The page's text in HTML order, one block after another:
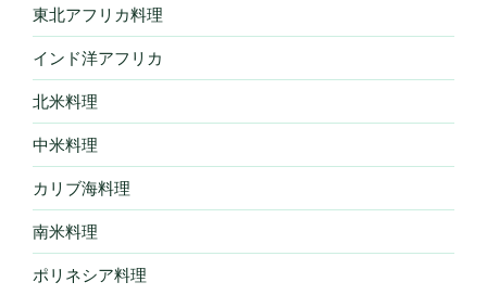
東北アフリカ料理
インド洋アフリカ
北米料理
中米料理
カリブ海料理
南米料理
ポリネシア料理